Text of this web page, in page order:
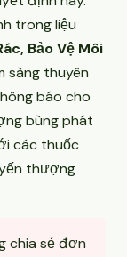
trong liệu
Bảo Vệ Môi
sàng thuyên
báo cho
bùng phát
các thuốc
thượng
chia sẻ đơn